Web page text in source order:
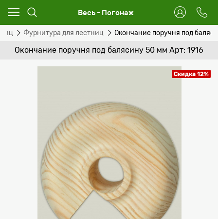
Весь - Погонаж
Фурнитура для лестниц Окончание поручня под
Окончание поручня под балясину 50 мм Арт: 1916
Скидка 12%